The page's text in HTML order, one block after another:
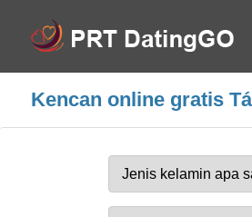
Kencan online gratis